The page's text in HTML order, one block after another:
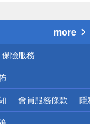
more
保險服務
會員服務條款 隱